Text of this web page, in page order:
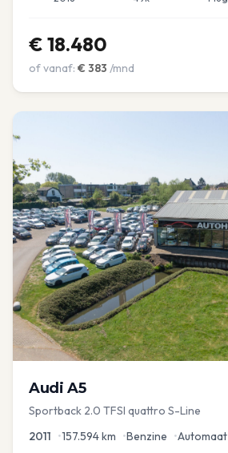
€ 18.480
of vanaf: € 383 /mnd
Audi A5
Sportback 2.0 TFSI quattro S-Line
2011 •157.594km •Benzine •Automaat